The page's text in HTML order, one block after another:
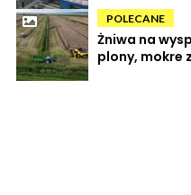
POLECANE
Żniwa na
plony, mokre